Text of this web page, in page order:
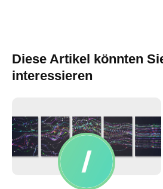
Diese Artikel könnten
interessieren